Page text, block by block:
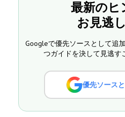
最新のヒ
お見逃
Googleで優先ソースとして追
つガイドを決して見逃す
優先ソース